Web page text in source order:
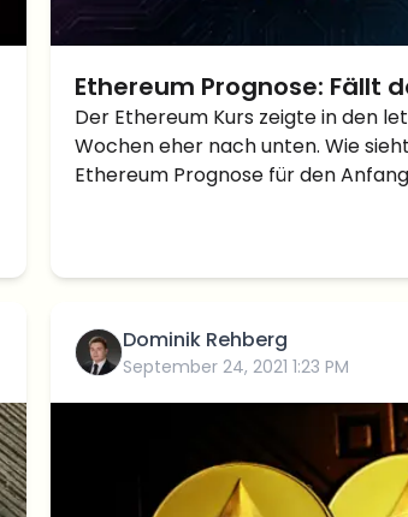
Ethereum Prognose: Fällt
Anfang 2023 wieder unter
Dollar?
Der Ethereum Kurs zeigte in den
Wochen eher nach unten. Wie
Ethereum Prognose für den
Dominik Rehberg
September 24, 2021 1:23 PM